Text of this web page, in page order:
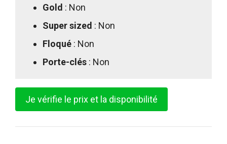
Gold : Non
Super sized : Non
Floqué : Non
Porte-clés : Non
Je vérifie le prix et la disponibilité